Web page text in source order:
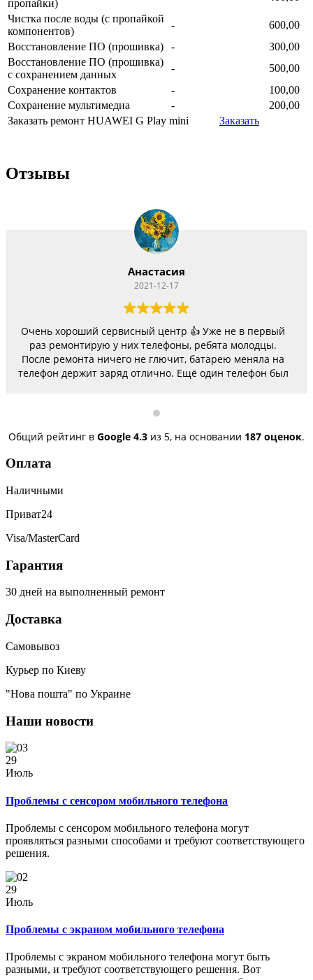
пропайки)
Чистка после воды (с пропайкой
компонентов)
-
600,00
Восстановление ПО (прошивка)
-
300,00
Восстановление ПО (прошивка)
с сохранением данных
-
500,00
Сохранение контактов
-
100,00
Сохранение мультимедиа
-
200,00
Заказать ремонт HUAWEI G Play mini
Заказать
Отзывы
Анастасия
2021-12-17
Очень хороший сервисный центр 👍 Уже не в первый
раз ремонтирую у них телефоны, ребята молодцы.
После ремонта ничего не глючит, батарею меняла на
телефон держит заряд отлично. Ещё один телефон был
сегодня получила телефон, всё исправили, заряд
Общий рейтинг в Google 4.3 из 5, на основании 187 оценок.
Оплата
Наличными
Приват24
Visa/MasterCard
Гарантия
30 дней на выполненный ремонт
Доставка
Самовывоз
Курьер по Киеву
"Нова пошта" по Украине
Наши новости
29
Июль
Проблемы с сенсором мобильного телефона
Проблемы с сенсором мобильного телефона могут
проявляться разными способами и требуют соответствующего
решения.
29
Июль
Проблемы с экраном мобильного телефона
Проблемы с экраном мобильного телефона могут быть
разными, и требуют соответствующего решения. Вот